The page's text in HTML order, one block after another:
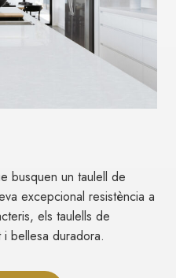
busquen un taulell de
excepcional resistència a
els taulells de
bellesa duradora.